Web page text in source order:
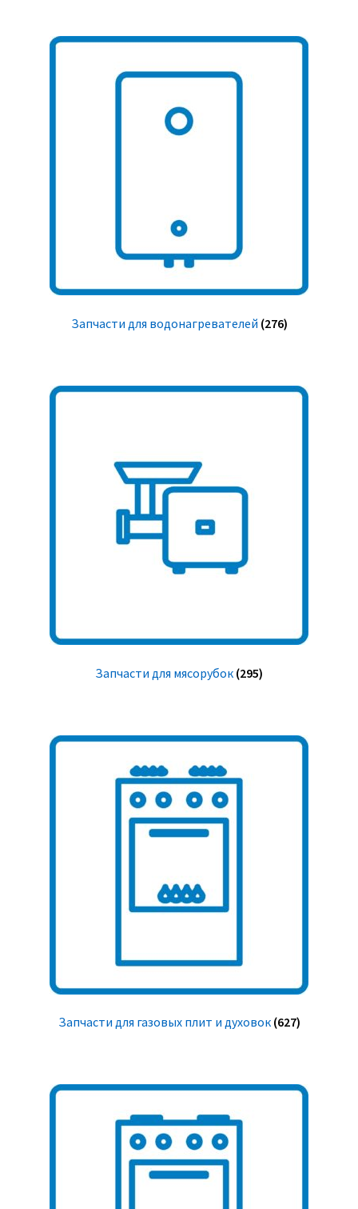
Запчасти для водонагревателей (276)
Запчасти для мясорубок (295)
Запчасти для газовых плит и духовок (627)